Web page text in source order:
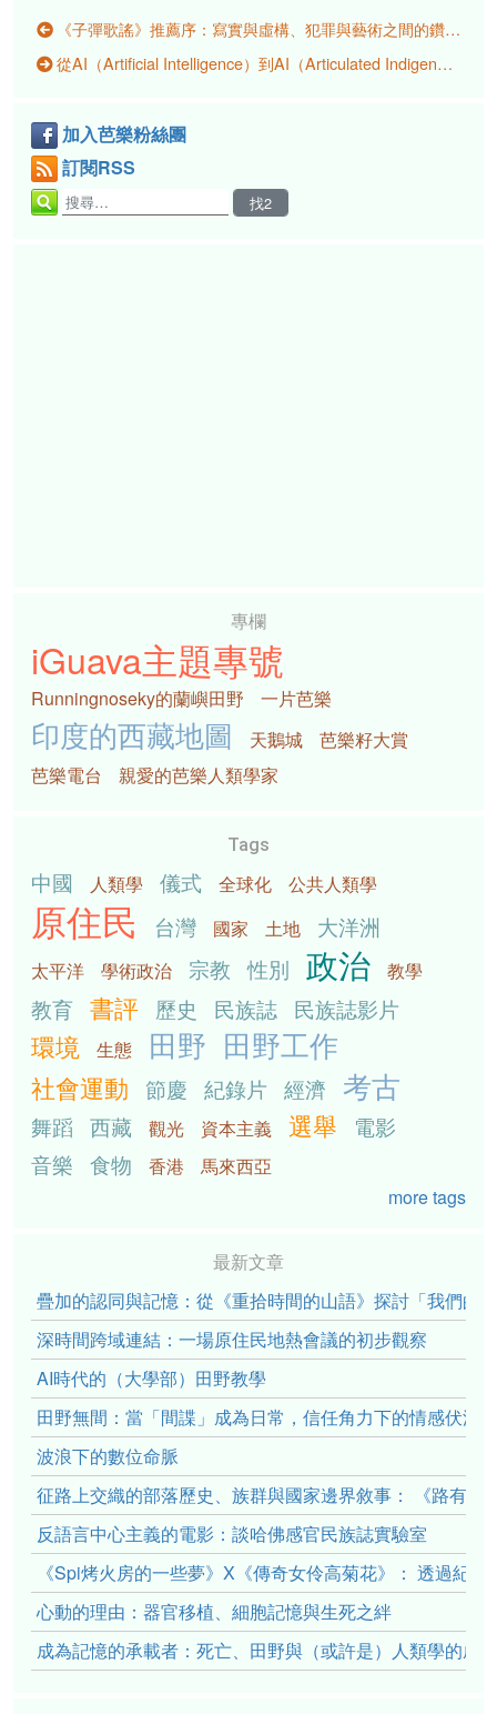
《子彈歌謠》推薦序：寫實與虛構、犯罪與藝術之間的鑽頭世界
從AI（Artificial Intelligence）到AI（Articulated Indigeneity）：如何在人工智慧裡與原住民族對話
加入芭樂粉絲團
訂閱RSS
專欄
iGuava主題專號
Runningnoseky的蘭嶼田野 一片芭樂
印度的西藏地圖 天鵝城
芭樂籽大賞
芭樂電台
親愛的芭樂人類學家
Tags
中國 人類學 儀式 全球化 公共人類學
原住民 台灣 國家 土地 大洋洲
太平洋 學術政治 宗教 性別 政治 教學
教育 書評 歷史 民族誌 民族誌影片
環境 生態 田野 田野工作
社會運動 節慶 紀錄片 經濟 考古
舞蹈 西藏 觀光 資本主義 選舉
電影
音樂 食物 香港
馬來西亞
more tags
最新文章
疊加的認同與記憶：從《重拾時間的山語》探討「我們的
深時間跨域連結：一場原住民地熱會議的初步觀察
AI時代的（大學部）田野教學
田野無間：當「間諜」成為日常，信任角力下的情感伏流
波浪下的數位命脈
征路上交織的部落歷史、族群與國家邊界敘事： 《路有
反語言中心主義的電影：談哈佛感官民族誌實驗室
《Spi烤火房的一些夢》X《傳奇女伶高菊花》： 透過紀
心動的理由：器官移植、細胞記憶與生死之絆
成為記憶的承載者：死亡、田野與（或許是）人類學的成